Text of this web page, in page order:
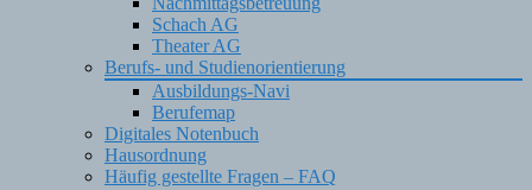
Schach AG
Theater AG
Berufs- und Studienorientierung
Ausbildungs-Navi
Berufemap
Digitales Notenbuch
Hausordnung
Häufig gestellte Fragen – FAQ